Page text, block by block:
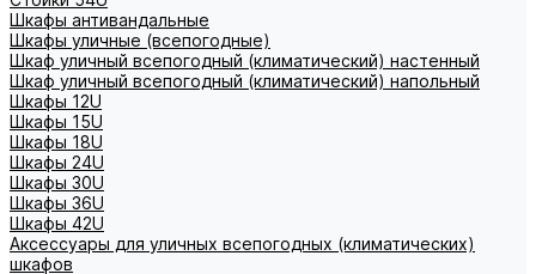
Шкафы антивандальные
Шкафы уличные (всепогодные)
Шкаф уличный всепогодный (климатический) настенный
Шкаф уличный всепогодный (климатический) напольный
Шкафы 12U
Шкафы 15U
Шкафы 18U
Шкафы 24U
Шкафы 30U
Шкафы 36U
Шкафы 42U
Аксессуары для уличных всепогодных (климатических)
шкафов